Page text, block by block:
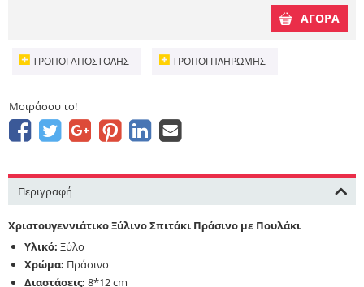
ΑΓΟΡΑ
ΤΡΌΠΟΙ ΑΠΟΣΤΟΛΉΣ ΤΡΌΠΟΙ ΠΛΗΡΩΜΉΣ
Μοιράσου το!
Περιγραφή
Χριστουγεννιάτικο Ξύλινο Σπιτάκι Πράσινο με Πουλάκι
Υλικό: Ξύλο
Χρώμα: Πράσινο
Διαστάσεις: 8*12 cm